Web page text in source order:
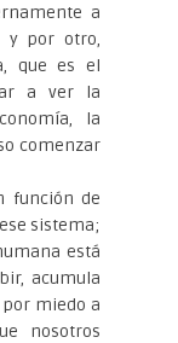
a
y por otro,
que es el
a ver la
la
comenzar
función de
sistema;
está
acumula
miedo a
nosotros